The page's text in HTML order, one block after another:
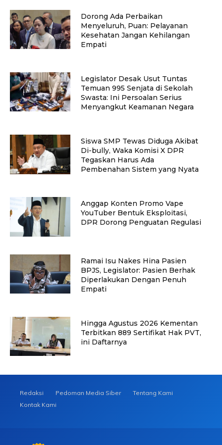
Dorong Ada Perbaikan
Menyeluruh, Puan: Pelayanan
Kesehatan Jangan Kehilangan
Empati
Legislator Desak Usut Tuntas
Temuan 995 Senjata di Sekolah
Swasta: Ini Persoalan Serius
Menyangkut Keamanan Negara
Siswa SMP Tewas Diduga Akibat
Di-bully, Waka Komisi X DPR
Tegaskan Harus Ada
Pembenahan Sistem yang Nyata
Anggap Konten Promo Vape
YouTuber Bentuk Eksploitasi,
DPR Dorong Penguatan Regulasi
Ramai Isu Nakes Hina Pasien
BPJS, Legislator: Pasien Berhak
Diperlakukan Dengan Penuh
Empati
Hingga Agustus 2026 Kementan
Terbitkan 889 Sertifikat Hak PVT,
ini Daftarnya
Redaksi Pedoman Media Siber
Tentang Kami
Kontak Kami